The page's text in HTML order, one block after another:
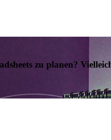
zu planen?